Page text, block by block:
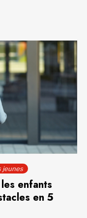
jeunes
enfants
en 5